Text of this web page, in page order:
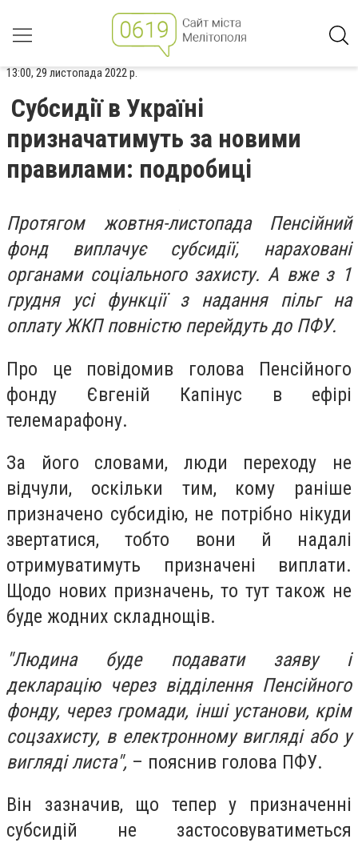
13:00, 29 листопада 2022 р.
Субсидії в Україні
призначатимуть за новими
правилами: подробиці
Протягом жовтня-листопада Пенсійний
фонд виплачує субсидії, нараховані
органами соціального захисту. А вже з 1
грудня усі функції з надання пільг на
оплату ЖКП повністю перейдуть до ПФУ.
Про це повідомив голова Пенсійного
фонду Євгеній Капінус в ефірі
телемарафону.
За його словами, люди переходу не
відчули, оскільки тим, кому раніше
призначено субсидію, не потрібно нікуди
звертатися, тобто вони й надалі
отримуватимуть призначені виплати.
Щодо нових призначень, то тут також не
буде жодних складнощів.
"Людина буде подавати заяву і
декларацію через відділення Пенсійного
фонду, через громади, інші установи, крім
соцзахисту, в електронному вигляді або у
вигляді листа", – пояснив голова ПФУ.
Він зазначив, що тепер у призначенні
субсидій не застосовуватиметься